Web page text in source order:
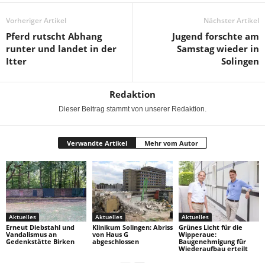
Vorheriger Artikel
Pferd rutscht Abhang
runter und landet in der
Itter
Nächster Artikel
Jugend forschte am
Samstag wieder in
Solingen
Redaktion
Dieser Beitrag stammt von unserer Redaktion.
Verwandte Artikel Mehr vom Autor
Aktuelles
Erneut Diebstahl und
Vandalismus an
Gedenkstätte Birken
Aktuelles
Klinikum Solingen: Abriss
von Haus G
abgeschlossen
Aktuelles
Grünes Licht für die
Wipperaue:
Baugenehmigung für
Wiederaufbau erteilt